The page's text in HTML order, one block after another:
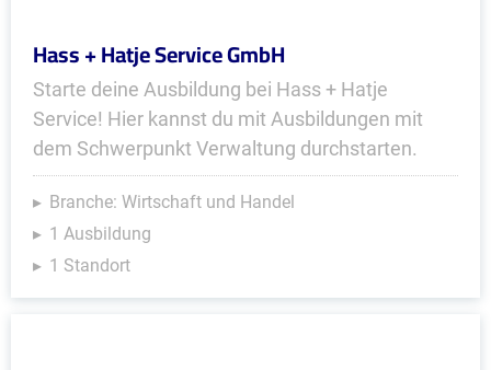
Hass + Hatje Service GmbH
Starte deine Ausbildung bei Hass + Hatje
Service! Hier kannst du mit Ausbildungen mit
dem Schwerpunkt Verwaltung durchstarten.
Branche: Wirtschaft und Handel
1 Ausbildung
1 Standort